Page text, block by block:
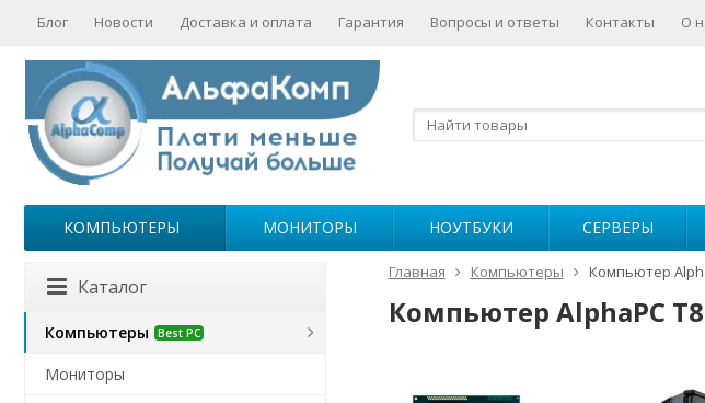
Блог Новости Доставка и оплата Гарантия Вопросы и ответы Контакты О
КОМПЬЮТЕРЫ МОНИТОРЫ НОУТБУКИ СЕРВЕРЫ
Главная Компьютеры Компьютер
Компьютер AlphaPC
Каталог
Компьютеры Best PC
Мониторы